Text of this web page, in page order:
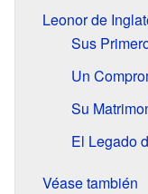
Leonor de
Sus
Un
Su
El Legado
Véase también